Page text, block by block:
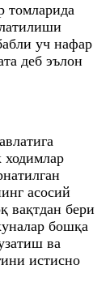
томларида
уч нафар
деб эълон
ходимлар
асосий
вақтдан бери
бошқа
ва
истисно